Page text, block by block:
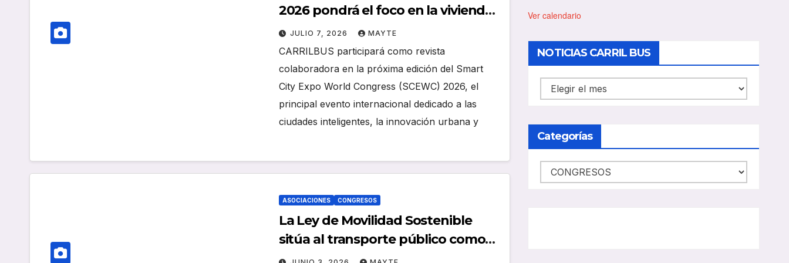
2026 pondrá el foco en la vivienda
y las soluciones urbanas con
impacto real
JULIO 7, 2026 MAYTE
CARRILBUS participará como revista
colaboradora en la próxima edición del Smart
City Expo World Congress (SCEWC) 2026, el
principal evento internacional dedicado a las
ciudades inteligentes, la innovación urbana y
ASOCIACIONES CONGRESOS
La Ley de Movilidad Sostenible
sitúa al transporte público como
eje del cambio de paradigma en
a
d
o
Ver calendario
NOTICIAS CARRIL BUS
NOTICIAS
CARRIL
Categorías
Categorías